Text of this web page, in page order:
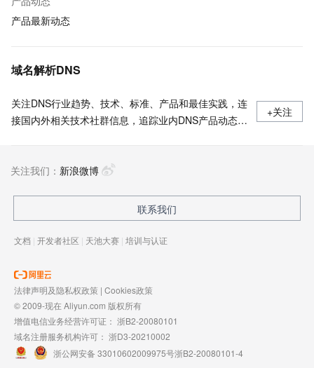
产品最新动态
域名解析DNS
关注DNS行业趋势、技术、标准、产品和最佳实践，连
接国内外相关技术社群信息，追踪业内DNS产品动态，
+关注
关注我们： 新浪微博
联系我们
文档 | 开发者社区 | 天池大赛 | 培训与认证
法律声明及隐私权政策 | Cookies政策
© 2009-现在 Aliyun.com 版权所有
增值电信业务经营许可证： 浙B2-20080101
域名注册服务机构许可： 浙D3-20210002
浙公网安备 33010602009975号浙B2-20080101-4